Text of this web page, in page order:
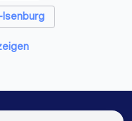
- nach StBVV,